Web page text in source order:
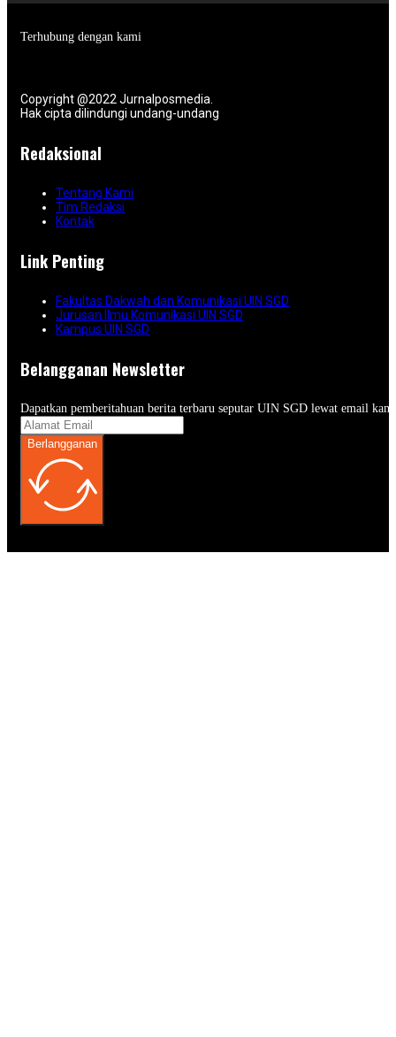
Terhubung dengan kami
Copyright @2022 Jurnalposmedia.
Hak cipta dilindungi undang-undang
Redaksional
Tentang Kami
Tim Redaksi
Kontak
Link Penting
Fakultas Dakwah dan Komunikasi UIN SGD
Jurusan Ilmu Komunikasi UIN SGD
Kampus UIN SGD
Belangganan Newsletter
Dapatkan pemberitahuan berita terbaru seputar UIN SGD lewat email
Berlangganan